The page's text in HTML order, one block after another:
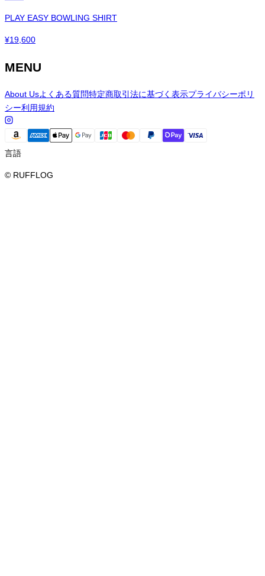
PLAY EASY BOWLING SHIRT
¥19,600
MENU
About Usよくある質問特定商取引法に基づく表示プライバシーポリ
シー利用規約
言語
© RUFFLOG